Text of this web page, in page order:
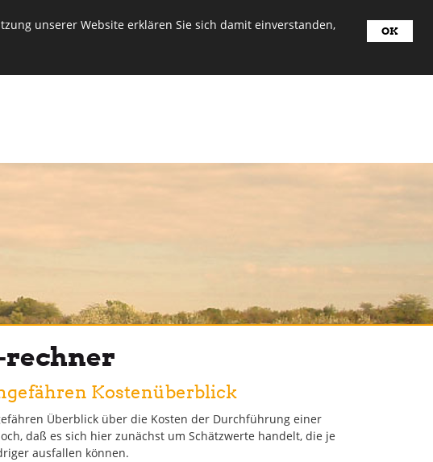
rechner
Kostenüberblick
Überblick über die Kosten der Durchführung einer
daß es sich hier zunächst um Schätzwerte handelt, die je
ausfallen können.
OK
unserer Website erklären Sie sich damit einverstanden,